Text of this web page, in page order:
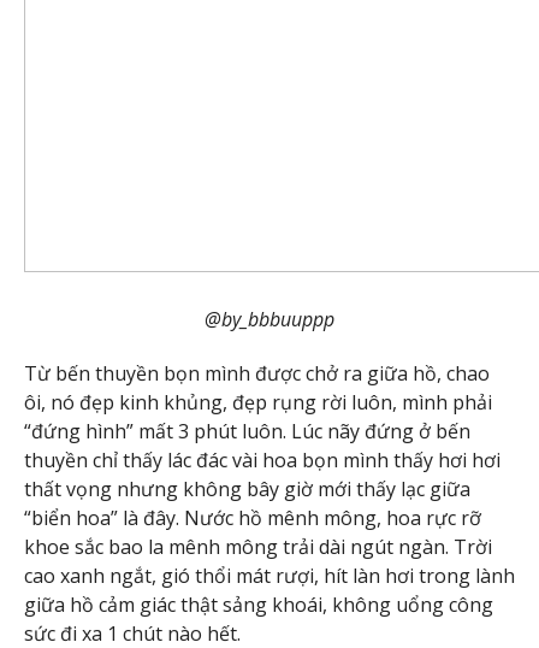
@by_bbbuuppp
Từ bến thuyền bọn mình được chở ra giữa hồ, chao
ôi, nó đẹp kinh khủng, đẹp rụng rời luôn, mình phải
“đứng hình” mất 3 phút luôn. Lúc nãy đứng ở bến
thuyền chỉ thấy lác đác vài hoa bọn mình thấy hơi hơi
thất vọng nhưng không bây giờ mới thấy lạc giữa
“biển hoa” là đây. Nước hồ mênh mông, hoa rực rỡ
khoe sắc bao la mênh mông trải dài ngút ngàn. Trời
cao xanh ngắt, gió thổi mát rượi, hít làn hơi trong lành
giữa hồ cảm giác thật sảng khoái, không uổng công
sức đi xa 1 chút nào hết.